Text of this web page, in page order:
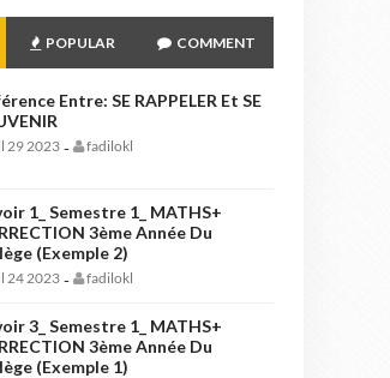
POPULAR COMMENT
Entre: SE RAPPELER Et SE
29 2023- fadilokl
1_ Semestre 1_ MATHS+
3ème Année Du
(Exemple 2)
24 2023- fadilokl
3_ Semestre 1_ MATHS+
3ème Année Du
(Exemple 1)